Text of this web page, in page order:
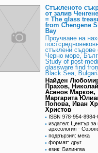
Стъкленото
от залив
= The glass
from Chengene
Bay
Проучване на
стъклени съдове
Черно море,
Study of post-
glassware find
Black Sea,
Найден
Прахов, Николай
Асенов Марков,
Маргарита
Попова, Иван
Христов
ISBN 978-954-
издател: Център за
археология -
подвързия: мека
формат: друг
език: Билингва